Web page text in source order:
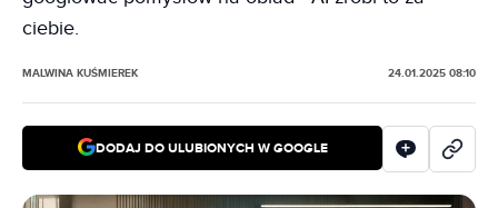
ciebie.
MALWINA KUŚMIEREK 24.01.2025 08:10
DODAJ DO ULUBIONYCH W GOOGLE